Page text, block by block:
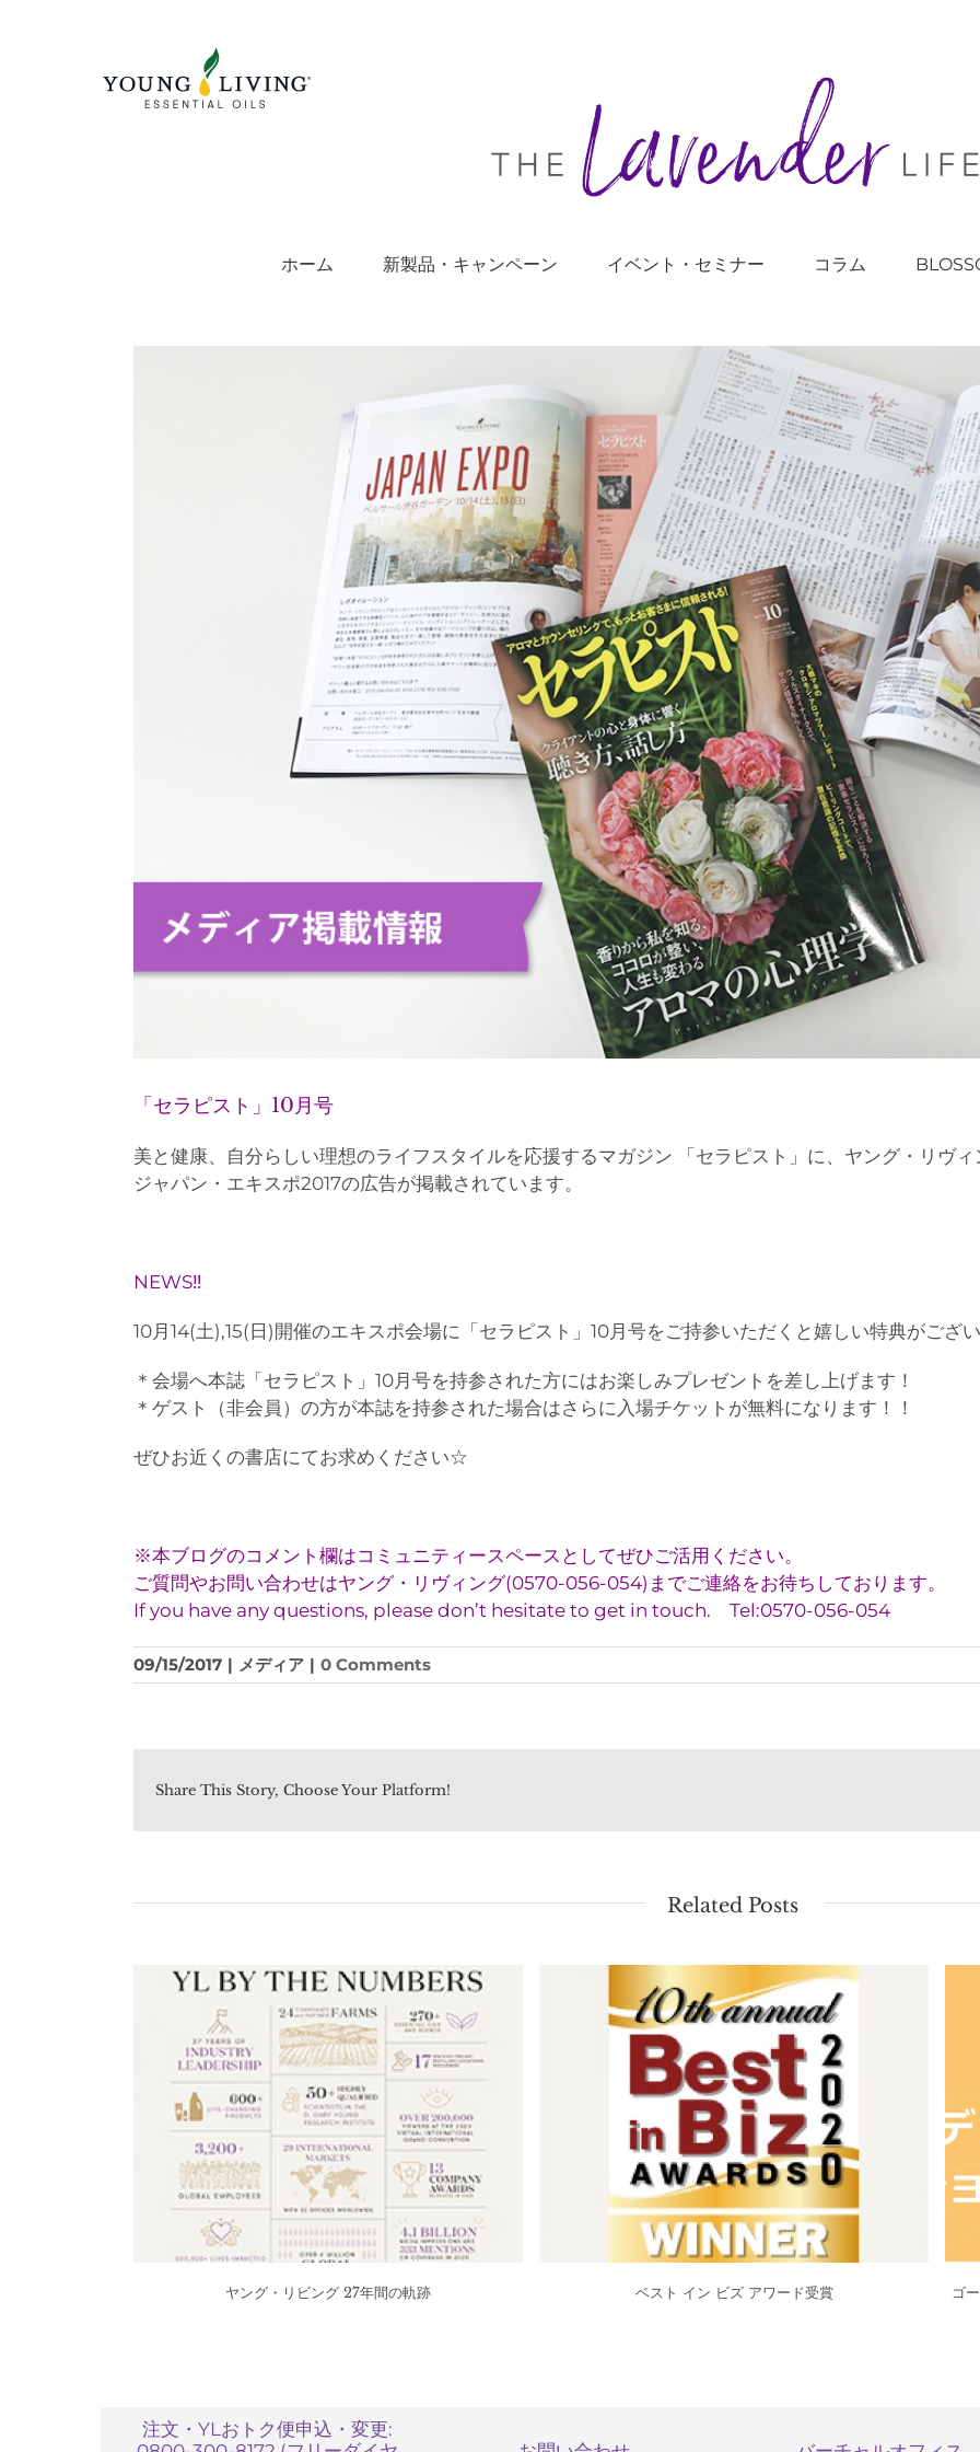
ホーム 新製品・キャンペーン イベント・セミナー コラム
「セラピスト」10月号
美と健康、自分らしい理想のライフスタイルを応援するマガジン 「セラピスト」に、ヤング・リヴィ
ジャパン・エキスポ2017の広告が掲載されています。
NEWS‼︎
10月14(土),15(日)開催のエキスポ会場に「セラピスト」10月号をご持参いただくと嬉しい特典がござい
＊会場へ本誌「セラピスト」10月号を持参された方にはお楽しみプレゼントを差し上げます！
＊ゲスト（非会員）の方が本誌を持参された場合はさらに入場チケットが無料になります！！
ぜひお近くの書店にてお求めください☆
※本ブログのコメント欄はコミュニティースペースとしてぜひご活用ください。
ご質問やお問い合わせはヤング・リヴィング(0570-056-054)までご連絡をお待ちしております。
If you have any questions, please don’t hesitate to get in touch. Tel:0570-056-054
09/15/2017 | メディア | 0 Comments
Share This Story, Choose Your Platform!
Related Posts
ヤング・リビング 27年間の軌跡 ベスト イン ビズ アワード受賞
ゴ
注文・YLおトク便申込・変更: